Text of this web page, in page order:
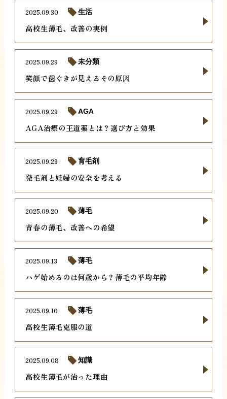
高校生薄毛、改善の実例
2025.09.30 生活
笑顔で歯ぐきが見えるその原因
2025.09.29 未分類
AGA治療の王道薬とは？選び方と効果
2025.09.29 AGA
発毛剤と妊婦の安全を考える
2025.09.29 育毛剤
青春の薄毛、改善への希望
2025.09.20 薄毛
ハゲ始めるのは何歳から？薄毛の平均年齢
2025.09.13 薄毛
高校生薄毛克服の道
2025.09.10 薄毛
高校生薄毛が治った理由
2025.09.08 知識